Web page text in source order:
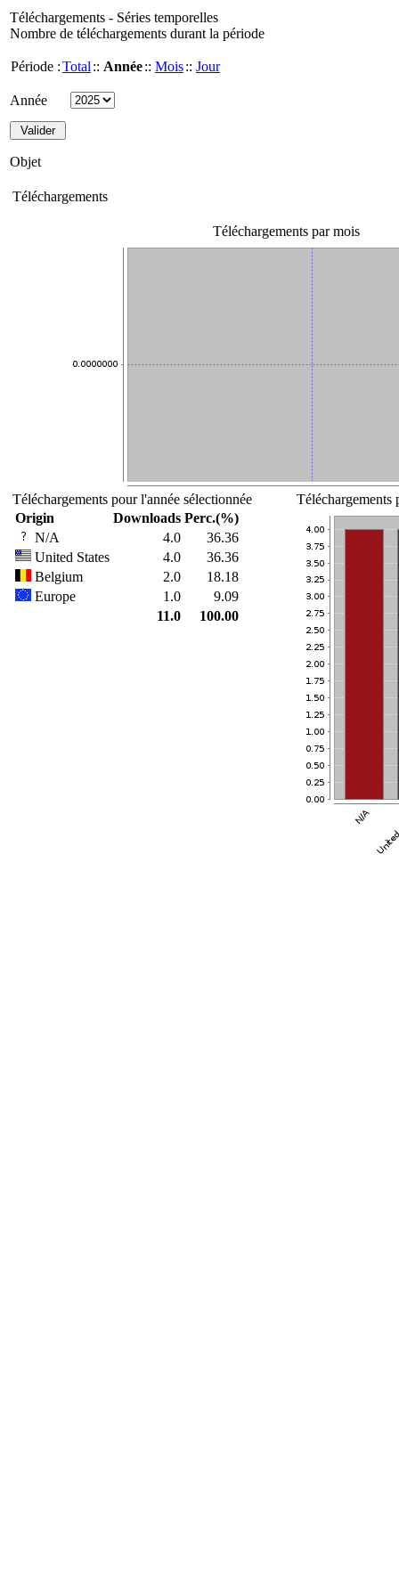
Téléchargements - Séries temporelles
Nombre de téléchargements durant la période
Période :Total :: Année:: Mois:: Jour
Année
Objet
Téléchargements
Téléchargements par mois
Téléchargements pour l'année sélectionnée
Origin
Downloads Perc.(%)
N/A
4.0
36.36
United States
4.0
36.36
Belgium
2.0
18.18
Europe
1.0
9.09
11.0
100.00
Téléchargements